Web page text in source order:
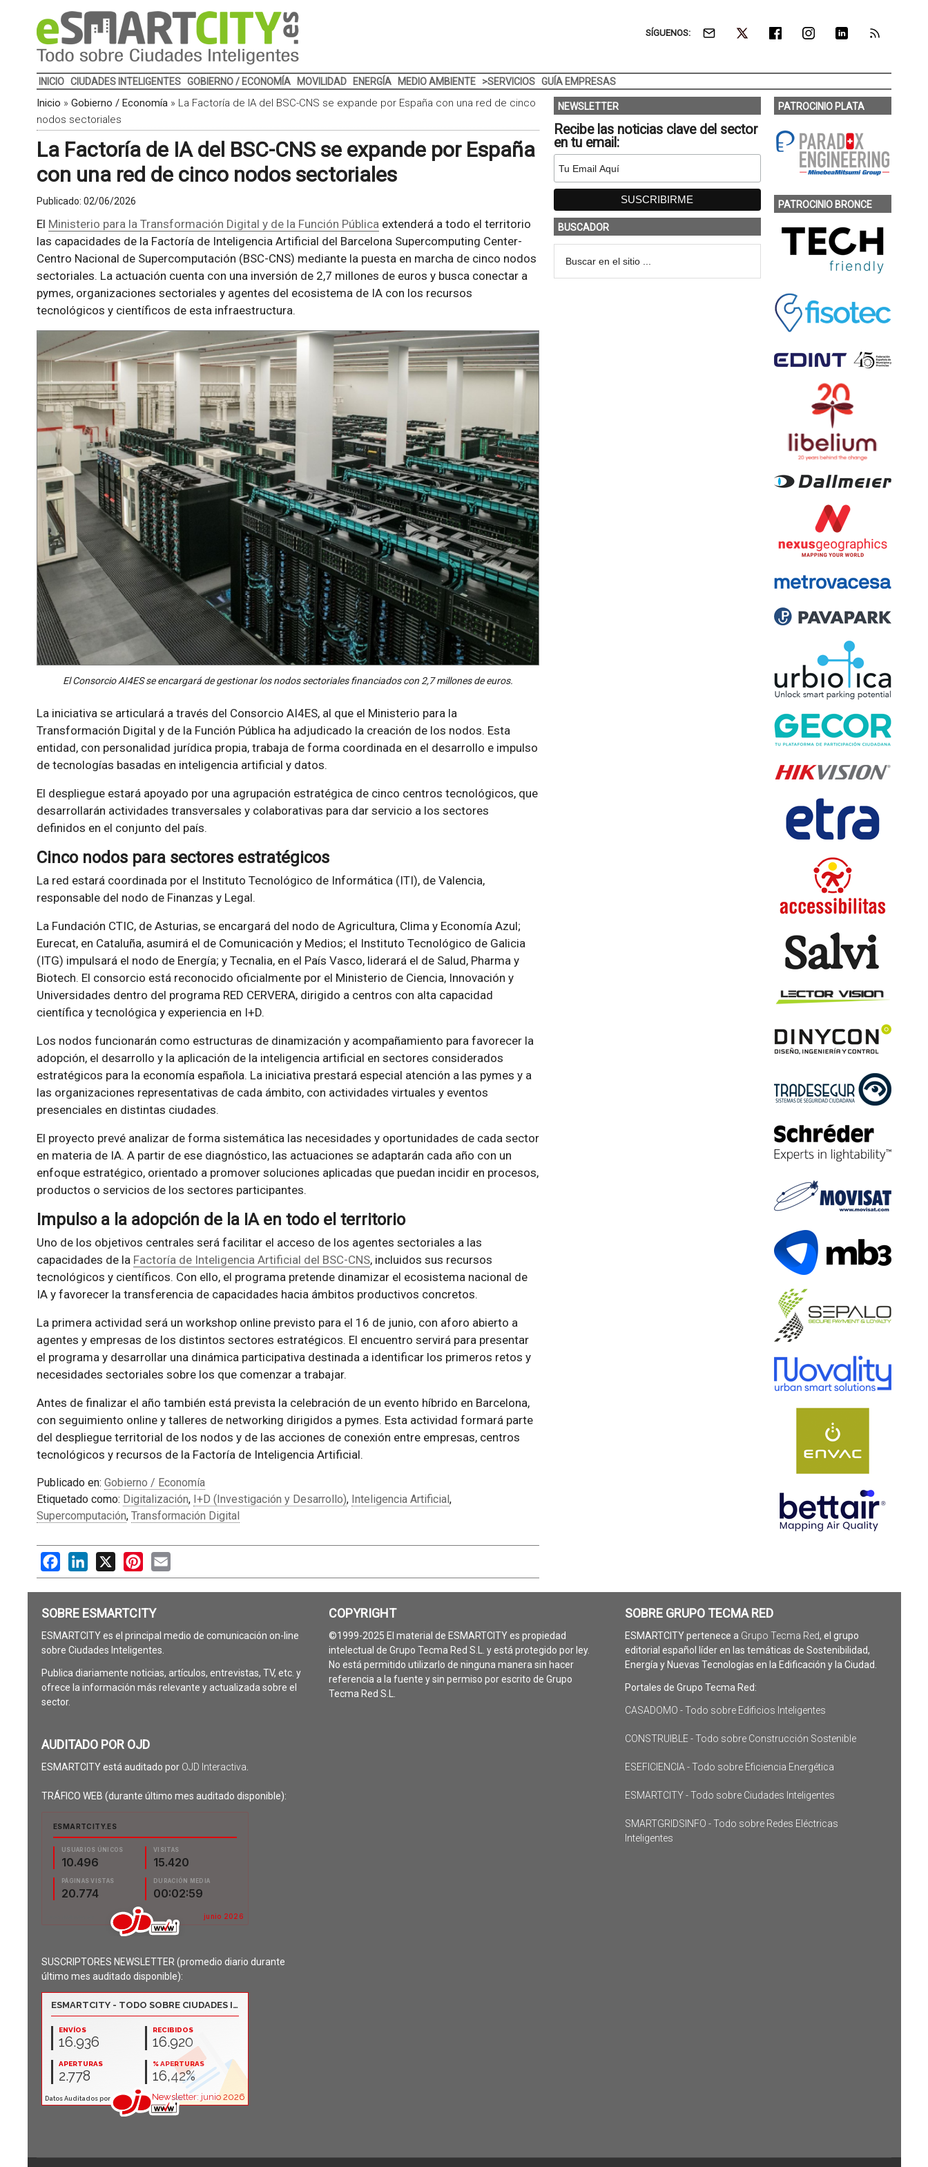
SÍGUENOS:
INICIO CIUDADES INTELIGENTES GOBIERNO / ECONOMÍA MOVILIDAD ENERGÍA MEDIO AMBIENTE >SERVICIOS GUÍA EMPRESAS
Inicio » Gobierno / Economía» La Factoría de IA del BSC-CNS se expande por España con una red de cinco
nodos sectoriales
La Factoría de IA del BSC-CNS se expande por España
con una red de cinco nodos sectoriales
Publicado: 02/06/2026
El Ministerio para la Transformación Digital y de la Función Públicaextenderá a todo el territorio
las capacidades de la Factoría de Inteligencia Artificial del Barcelona Supercomputing Center-
Centro Nacional de Supercomputación (BSC-CNS) mediante la puesta en marcha de cinco nodos
sectoriales. La actuación cuenta con una inversión de 2,7 millones de euros y busca conectar a
pymes, organizaciones sectoriales y agentes del ecosistema de IA con los recursos
tecnológicos y científicos de esta infraestructura.
El Consorcio AI4ES se encargará de gestionar los nodos sectoriales financiados con 2,7 millones de euros.
La iniciativa se articulará a través del Consorcio AI4ES, al que el Ministerio para la
Transformación Digital y de la Función Pública ha adjudicado la creación de los nodos. Esta
entidad, con personalidad jurídica propia, trabaja de forma coordinada en el desarrollo e impulso
de tecnologías basadas en inteligencia artificial y datos.
El despliegue estará apoyado por una agrupación estratégica de cinco centros tecnológicos, que
desarrollarán actividades transversales y colaborativas para dar servicio a los sectores
definidos en el conjunto del país.
Cinco nodos para sectores estratégicos
La red estará coordinada por el Instituto Tecnológico de Informática (ITI), de Valencia,
responsable del nodo de Finanzas y Legal.
La Fundación CTIC, de Asturias, se encargará del nodo de Agricultura, Clima y Economía Azul;
Eurecat, en Cataluña, asumirá el de Comunicación y Medios; el Instituto Tecnológico de Galicia
(ITG) impulsará el nodo de Energía; y Tecnalia, en el País Vasco, liderará el de Salud, Pharma y
Biotech. El consorcio está reconocido oficialmente por el Ministerio de Ciencia, Innovación y
Universidades dentro del programa RED CERVERA, dirigido a centros con alta capacidad
científica y tecnológica y experiencia en I+D.
Los nodos funcionarán como estructuras de dinamización y acompañamiento para favorecer la
adopción, el desarrollo y la aplicación de la inteligencia artificial en sectores considerados
estratégicos para la economía española. La iniciativa prestará especial atención a las pymes y a
las organizaciones representativas de cada ámbito, con actividades virtuales y eventos
presenciales en distintas ciudades.
El proyecto prevé analizar de forma sistemática las necesidades y oportunidades de cada sector
en materia de IA. A partir de ese diagnóstico, las actuaciones se adaptarán cada año con un
enfoque estratégico, orientado a promover soluciones aplicadas que puedan incidir en procesos,
productos o servicios de los sectores participantes.
Impulso a la adopción de la IA en todo el territorio
Uno de los objetivos centrales será facilitar el acceso de los agentes sectoriales a las
capacidades de la Factoría de Inteligencia Artificial del BSC-CNS, incluidos sus recursos
tecnológicos y científicos. Con ello, el programa pretende dinamizar el ecosistema nacional de
IA y favorecer la transferencia de capacidades hacia ámbitos productivos concretos.
La primera actividad será un workshop online previsto para el 16 de junio, con aforo abierto a
agentes y empresas de los distintos sectores estratégicos. El encuentro servirá para presentar
el programa y desarrollar una dinámica participativa destinada a identificar los primeros retos y
necesidades sectoriales sobre los que comenzar a trabajar.
Antes de finalizar el año también está prevista la celebración de un evento híbrido en Barcelona,
con seguimiento online y talleres de networking dirigidos a pymes. Esta actividad formará parte
del despliegue territorial de los nodos y de las acciones de conexión entre empresas, centros
tecnológicos y recursos de la Factoría de Inteligencia Artificial.
Publicado en: Gobierno / Economía
Etiquetado como: Digitalización, I+D (Investigación y Desarrollo), Inteligencia Artificial,
Supercomputación, Transformación Digital
FacebookLinkedIn
X PinterestEmail
NEWSLETTER
Recibe las noticias clave del sector
en tu email:
BUSCADOR
PATROCINIO PLATA
PATROCINIO BRONCE
SOBRE ESMARTCITY
ESMARTCITY es el principal medio de comunicación on-line
sobre Ciudades Inteligentes.
Publica diariamente noticias, artículos, entrevistas, TV, etc. y
ofrece la información más relevante y actualizada sobre el
sector.
AUDITADO POR OJD
ESMARTCITY está auditado por OJD Interactiva
TRÁFICO WEB (durante último mes auditado disponible):
SUSCRIPTORES NEWSLETTER (promedio diario durante
último mes auditado disponible):
COPYRIGHT
©1999-2025 El material de ESMARTCITY es propiedad
intelectual de Grupo Tecma Red S.L. y está protegido por ley.
No está permitido utilizarlo de ninguna manera sin hacer
referencia a la fuente y sin permiso por escrito de Grupo
Tecma Red S.L.
SOBRE GRUPO TECMA RED
ESMARTCITY pertenece a Grupo Tecma Red, el grupo
editorial español líder en las temáticas de Sostenibilidad,
Energía y Nuevas Tecnologías en la Edificación y la Ciudad.
Portales de Grupo Tecma Red:
CASADOMO - Todo sobre Edificios Inteligentes
CONSTRUIBLE - Todo sobre Construcción Sostenible
ESEFICIENCIA - Todo sobre Eficiencia Energética
ESMARTCITY - Todo sobre Ciudades Inteligentes
SMARTGRIDSINFO - Todo sobre Redes Eléctricas
Inteligentes